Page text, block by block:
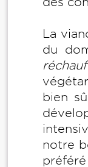
La
du
bien
notre